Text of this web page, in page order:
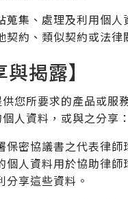
蒐集、處理及利用個
契約、類似契約或法律
與揭露】
您所要求的產品或服
人資料，或與之分享：
保密協議書之代表律
個人資料用於協助律
分享這些資料。